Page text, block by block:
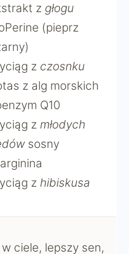
z głogu
(pieprz
z czosnku
z alg morskich
Q10
z młodych
sosny
z hibiskusa
ciele, lepszy sen,